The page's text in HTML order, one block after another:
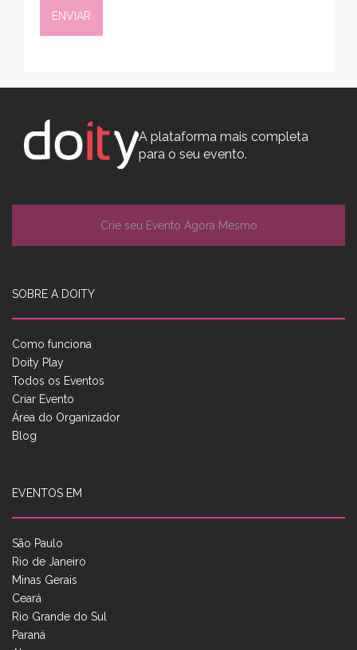
A plataforma mais completa
para o seu evento.
Crie seu Evento Agora Mesmo
SOBRE A DOITY
Como funciona
Doity Play
Todos os Eventos
Criar Evento
Área do Organizador
Blog
EVENTOS EM
São Paulo
Rio de Janeiro
Minas Gerais
Ceará
Rio Grande do Sul
Paraná